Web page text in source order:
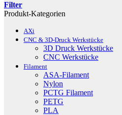
Filter
Produkt-Kategorien
AXi
CNC & 3D-Druck Werkstücke
3D Druck Werkstücke
CNC Werkstücke
Filament
ASA-Filament
Nylon
PCTG Filament
PETG
PLA